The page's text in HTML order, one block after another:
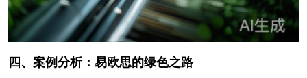
四、案例分析：易欧思的绿色之路